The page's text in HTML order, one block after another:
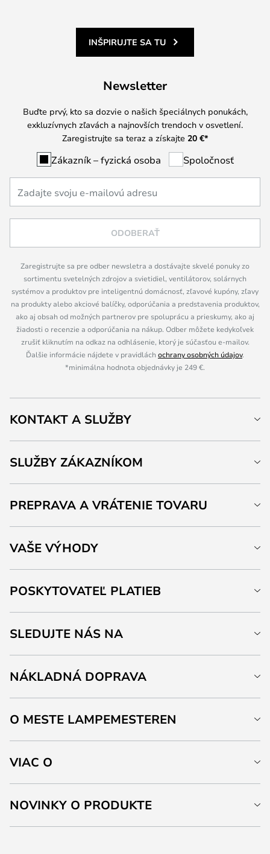
INŠPIRUJTE SA TU
Newsletter
Buďte prvý, kto sa dozvie o našich špeciálnych ponukách,
exkluzívnych zľavách a najnovších trendoch v osvetlení.
Zaregistrujte sa teraz a získajte 20 €*
Zákazník – fyzická osoba Spoločnosť
ODOBERAŤ
Zaregistrujte sa pre odber newsletra a dostávajte skvelé ponuky zo
sortimentu svetelných zdrojov a svietidiel, ventilátorov, solárnych
systémov a produktov pre inteligentnú domácnosť, zľavové kupóny, zľavy
na produkty alebo akciové balíčky, odporúčania a predstavenia produktov,
ako aj obsah od možných partnerov pre spoluprácu a prieskumy, ako aj
žiadosti o recenzie a odporúčania na nákup. Odber môžete kedykoľvek
zrušiť kliknutím na odkaz na odhlásenie, ktorý je súčasťou e-mailov.
Ďalšie informácie nájdete v pravidláchochrany osobných údajov.
*minimálna hodnota objednávky je 249 €.
KONTAKT A SLUŽBY
SLUŽBY ZÁKAZNÍKOM
PREPRAVA A VRÁTENIE TOVARU
VAŠE VÝHODY
POSKYTOVATEĽ PLATIEB
SLEDUJTE NÁS NA
NÁKLADNÁ DOPRAVA
O MESTE LAMPEMESTEREN
VIAC O
NOVINKY O PRODUKTE